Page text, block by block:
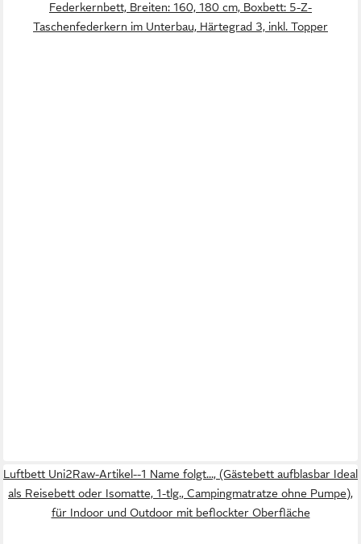
Federkernbett, Breiten: 160, 180 cm, Boxbett: 5-Z-
Taschenfederkern im Unterbau, Härtegrad 3, inkl. Topper
Luftbett Uni2Raw-Artikel--1 Name folgt..., (Gästebett aufblasbar Ideal
als Reisebett oder Isomatte, 1-tlg., Campingmatratze ohne Pumpe),
für Indoor und Outdoor mit beflockter Oberfläche